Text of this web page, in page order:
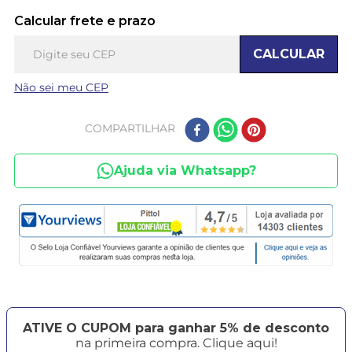
Calcular frete e prazo
CALCULAR
Não sei meu CEP
COMPARTILHAR
Ajuda via Whatsapp?
ATIVE O CUPOM para ganhar 5% de desconto
na primeira compra. Clique aqui!